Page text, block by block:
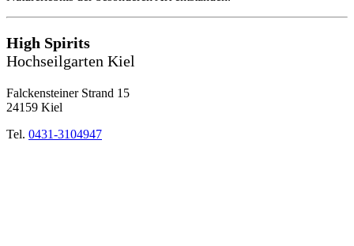
High Spirits
Hochseilgarten Kiel
Falckensteiner Strand 15
24159 Kiel
Tel. 0431-3104947